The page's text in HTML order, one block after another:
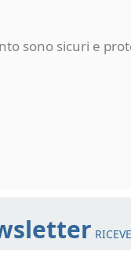
sono sicuri e